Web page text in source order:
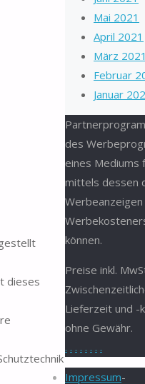
dieses
Mai 2021
April 2021
März 2021
Februar
Januar
des
eines Mediums
mittels dessen
Werbeanzeigen
können.
Preise inkl.
Lieferzeit und -
ohne Gewähr.
. . . . . . . .
Impressum-